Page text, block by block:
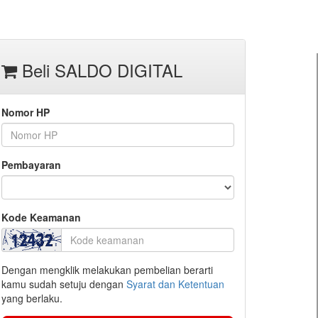
Beli SALDO DIGITAL
Nomor HP
Pembayaran
Kode Keamanan
Dengan mengklik melakukan pembelian berarti
kamu sudah setuju dengan Syarat dan Ketentuan
yang berlaku.